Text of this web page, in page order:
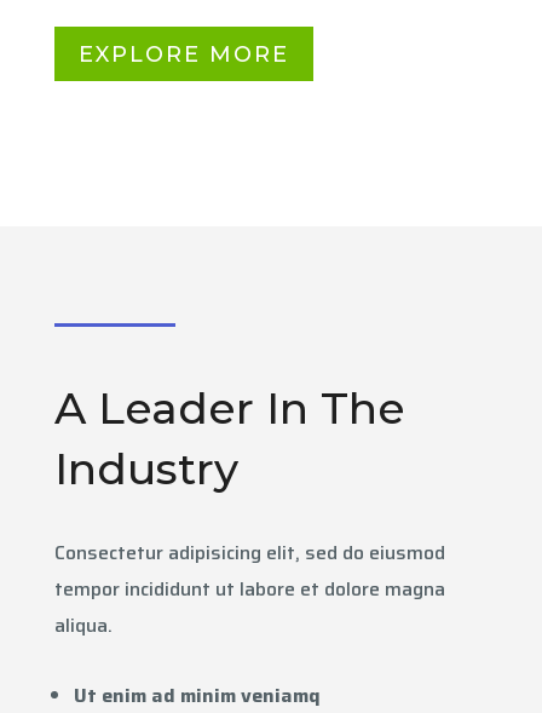
EXPLORE MORE
A Leader In The
Industry
Consectetur adipisicing elit, sed do eiusmod
tempor incididunt ut labore et dolore magna
aliqua.
Ut enim ad minim veniamq